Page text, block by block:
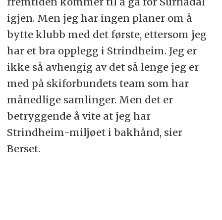
igjen. Men jeg har ingen planer om å
bytte klubb med det første, ettersom jeg
har et bra opplegg i Strindheim. Jeg er
ikke så avhengig av det så lenge jeg er
med på skiforbundets team som har
månedlige samlinger. Men det er
betryggende å vite at jeg har
Strindheim-miljøet i bakhånd, sier
Berset.